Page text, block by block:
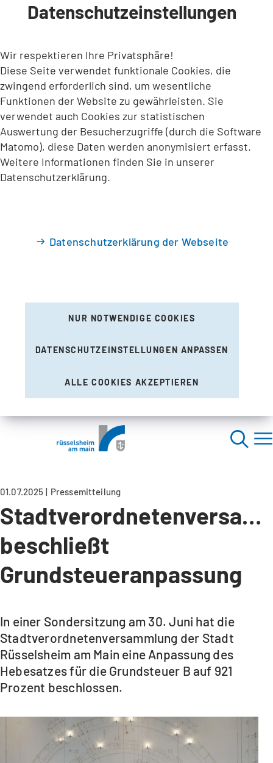
INHALT ANSPRINGEN
Datenschutzeinstellungen
Wir respektieren Ihre Privatsphäre!
Diese Seite verwendet funktionale Cookies, die
zwingend erforderlich sind, um wesentliche
Funktionen der Website zu gewährleisten. Sie
verwendet auch Cookies zur statistischen
Auswertung der Besucherzugriffe (durch die Software
Matomo), diese Daten werden anonymisiert erfasst.
Weitere Informationen finden Sie in unserer
Datenschutzerklärung.
Datenschutzerklärung der Webseite
NUR NOTWENDIGE COOKIES
DATENSCHUTZEINSTELLUNGEN ANPASSEN
ALLE COOKIES AKZEPTIEREN
01.07.2025 Pressemitteilung
beschließt
Grundsteueranpassung
In einer Sondersitzung am 30. Juni hat die
Stadtverordnetenversammlung der Stadt
Rüsselsheim am Main eine Anpassung des
Hebesatzes für die Grundsteuer B auf 921
Prozent beschlossen.